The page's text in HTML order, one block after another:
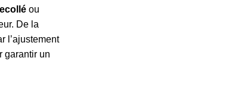
ou
De la
l’ajustement
garantir un